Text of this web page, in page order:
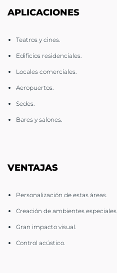
APLICACIONES
Teatros y cines.
Edificios residenciales.
Locales comerciales.
Aeropuertos.
Sedes.
Bares y salones.
VENTAJAS
Personalización de estas áreas.
Creación de ambientes especiales.
Gran impacto visual.
Control acústico.